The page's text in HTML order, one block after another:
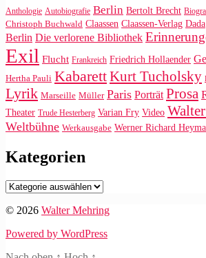
Anthologie Autobiografie Berlin Bertolt Brecht
Christoph Buchwald Claassen Claassen-Verlag Dada
Berlin Die verlorene Bibliothek
Exil Flucht Frankreich Friedrich Hollaender
Hertha Pauli KabarettKurt Tucholsky
Lyrik Marseille Müller Paris Porträt Prosa
Theater Trude Hesterberg Varian Fry Video
Weltbühne Werkausgabe Werner Richard
Kategorien
Kategorien
© 2026 Walter Mehring
Powered by WordPress